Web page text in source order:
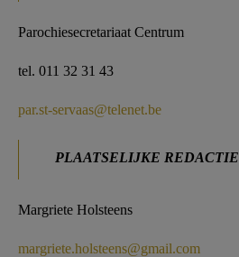
Parochiesecretariaat Centrum
tel. 011 32 31 43
par.st-servaas@telenet.be
PLAATSELIJKE REDACTIE
Margriete Holsteens
margriete.holsteens@gmail.com